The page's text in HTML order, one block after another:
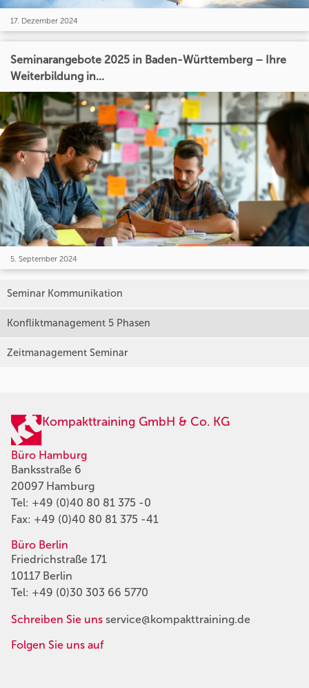
17. Dezember 2024
Seminarangebote 2025 in Baden-Württemberg – Ihre
Weiterbildung in...
5. September 2024
Seminar Kommunikation
Konfliktmanagement 5 Phasen
Zeitmanagement Seminar
Kompakttraining GmbH & Co. KG
Büro Hamburg
Banksstraße 6
20097 Hamburg
Tel: +49 (0)40 80 81 375 -0
Fax: +49 (0)40 80 81 375 -41
Büro Berlin
Friedrichstraße 171
10117 Berlin
Tel: +49 (0)30 303 66 5770
Schreiben Sie uns service@kompakttraining.de
Folgen Sie uns auf